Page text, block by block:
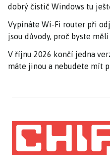
dobrý čistič Windows tu
Vypínáte Wi-Fi router při
jsou důvody, proč byste měli
V říjnu 2026 končí jedna
máte jinou a nebudete mít